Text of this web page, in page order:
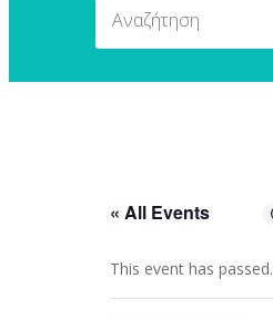
« All Events
This event has passed.